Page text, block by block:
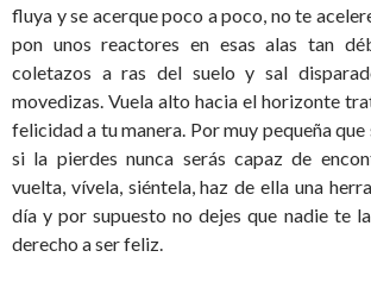
fluya y se acerque poco a poco, no te
pon unos reactores en esas alas tan
coletazos a ras del suelo y sal
movedizas. Vuela alto hacia el horizonte
felicidad a tu manera. Por muy pequeña que
si la pierdes nunca serás capaz de
vuelta, vívela, siéntela, haz de ella una
día y por supuesto no dejes que nadie te
derecho a ser feliz.